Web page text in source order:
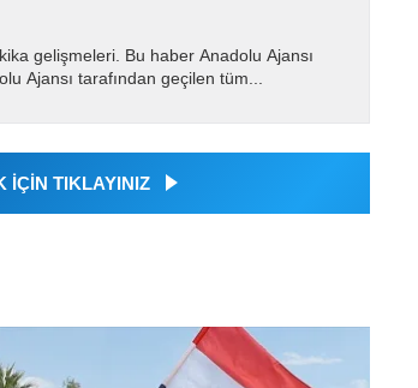
gelişmeleri. Bu haber Anadolu Ajansı
Ajansı tarafından geçilen tüm...
İÇİN TIKLAYINIZ